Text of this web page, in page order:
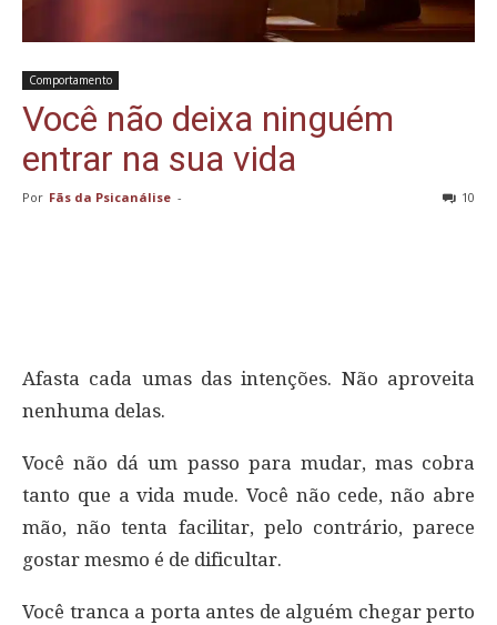
Comportamento
Você não deixa ninguém
entrar na sua vida
Por Fãs da Psicanálise - 10
Afasta cada umas das intenções. Não aproveita
nenhuma delas.
Você não dá um passo para mudar, mas cobra
tanto que a vida mude. Você não cede, não abre
mão, não tenta facilitar, pelo contrário, parece
gostar mesmo é de dificultar.
Você tranca a porta antes de alguém chegar perto